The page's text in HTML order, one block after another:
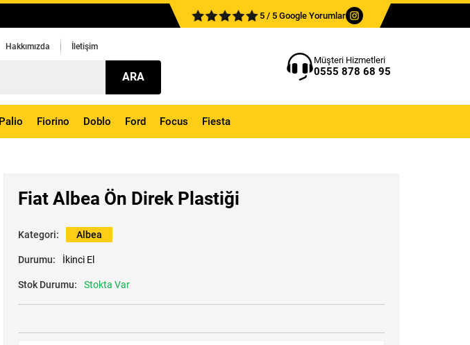
5 / 5 Google Yorumlar
Hakkımızda İletişim
ARA
Müşteri Hizmetleri
0555 878 68 95
Palio Fiorino Doblo Ford Focus Fiesta
Fiat Albea Ön Direk Plastiği
Kategori: Albea
Durumu: İkinci El
Stok Durumu: Stokta Var